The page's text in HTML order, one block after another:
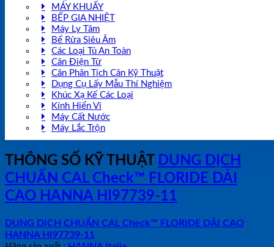
MÁY KHUẤY
BẾP GIA NHIỆT
Máy Ly Tâm
Bể Rửa Siêu Âm
Các Loại Tủ An Toàn
Cân Điện Tử
Cân Phân Tích Cân Kỹ Thuật
Dụng Cụ Lấy Mẫu Thí Nghiệm
Khúc Xạ Kế Các Loại
Kính Hiển Vi
Máy Cất Nước
Máy Lắc Trộn
THÔNG SỐ KỸ THUẬT DUNG DỊCH
CHUẨN CAL Check™ FLORIDE DẢI
CAO HANNA HI97739-11
DUNG DỊCH CHUẨN CAL Check™ FLORIDE DẢI CAO
HANNA HI97739-11